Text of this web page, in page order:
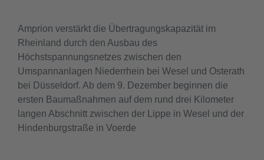
Amprion verstärkt die Übertragungskapazität im
Rheinland durch den Ausbau des
Höchstspannungsnetzes zwischen den
Umspannanlagen Niederrhein bei Wesel und Osterath
bei Düsseldorf. Ab dem 9. Dezember beginnen die
ersten Baumaßnahmen auf dem rund drei Kilometer
langen Abschnitt zwischen der Lippe in Wesel und der
Hindenburgstraße in Voerde